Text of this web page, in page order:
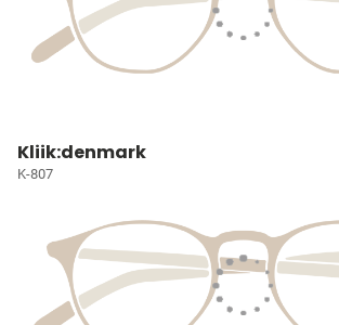
Kliik:denmark
K-807